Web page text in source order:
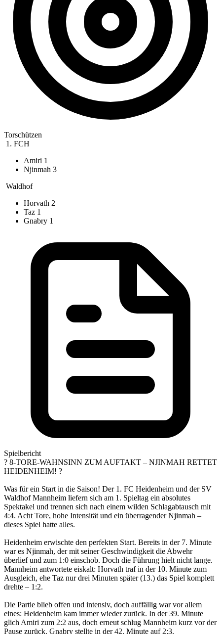
Torschützen
1. FCH
Amiri 1
Njinmah 3
Waldhof
Horvath 2
Taz 1
Gnabry 1
Spielbericht
? 8-TORE-WAHNSINN ZUM AUFTAKT – NJINMAH RETTET
HEIDENHEIM! ?
Was für ein Start in die Saison! Der 1. FC Heidenheim und der SV
Waldhof Mannheim liefern sich am 1. Spieltag ein absolutes
Spektakel und trennen sich nach einem wilden Schlagabtausch mit
4:4. Acht Tore, hohe Intensität und ein überragender Njinmah –
dieses Spiel hatte alles.
Heidenheim erwischte den perfekten Start. Bereits in der 7. Minute
war es Njinmah, der mit seiner Geschwindigkeit die Abwehr
überlief und zum 1:0 einschob. Doch die Führung hielt nicht lange.
Mannheim antwortete eiskalt: Horvath traf in der 10. Minute zum
Ausgleich, ehe Taz nur drei Minuten später (13.) das Spiel komplett
drehte – 1:2.
Die Partie blieb offen und intensiv, doch auffällig war vor allem
eines: Heidenheim kam immer wieder zurück. In der 39. Minute
glich Amiri zum 2:2 aus, doch erneut schlug Mannheim kurz vor der
Pause zurück. Gnabry stellte in der 42. Minute auf 2:3.